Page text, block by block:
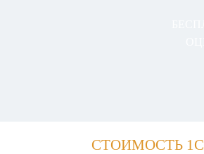
СТОИМОСТЬ 1С